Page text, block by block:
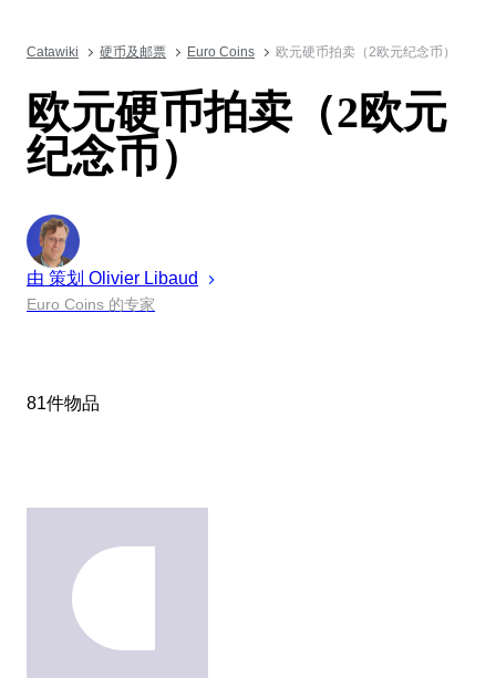
Catawiki 硬币及邮票 Euro Coins 欧元硬币拍卖（2欧元纪念币）
欧元硬币拍卖（2欧元
纪念币）
由 策划 Olivier Libaud
Euro Coins 的专家
81件物品